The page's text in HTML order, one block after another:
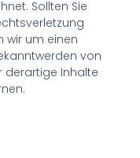
Sollten Sie
wir um einen
von
derartige Inhalte